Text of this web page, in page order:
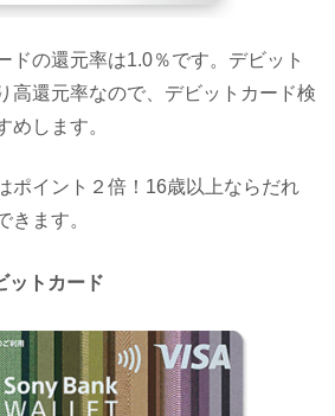
ドの還元率は1.0％です。デビット
高還元率なので、デビットカード検
めします。
ポイント２倍！16歳以上ならだれ
きます。
ットカード